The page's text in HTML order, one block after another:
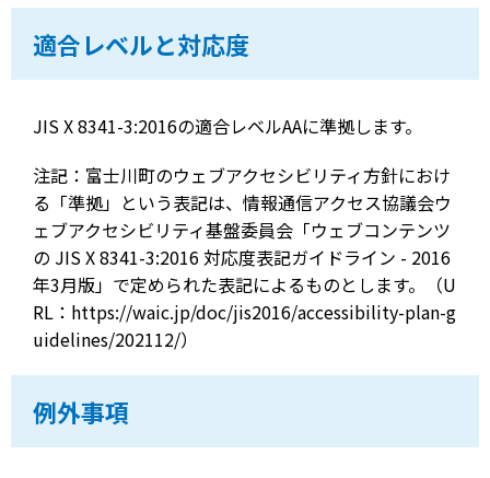
適合レベルと対応度
JIS X 8341-3:2016の適合レベルAAに準拠します。
注記：富士川町のウェブアクセシビリティ方針におけ
る「準拠」という表記は、情報通信アクセス協議会ウ
ェブアクセシビリティ基盤委員会「ウェブコンテンツ
の JIS X 8341-3:2016 対応度表記ガイドライン - 2016
年3月版」で定められた表記によるものとします。（U
RL：https://waic.jp/doc/jis2016/accessibility-plan-g
uidelines/202112/）
例外事項